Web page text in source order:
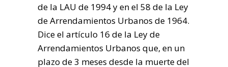
de la LAU de 1994 y en el 58 de la Ley
de Arrendamientos Urbanos de 1964.
Dice el artículo 16 de la Ley de
Arrendamientos Urbanos que, en un
plazo de 3 meses desde la muerte del